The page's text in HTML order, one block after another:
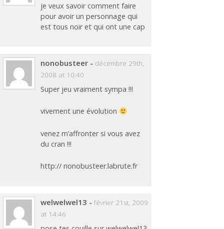
je veux savoir comment faire
pour avoir un personnage qui
est tous noir et qui ont une cap
nonobusteer - décembre 29th,
2008 at 10:40
Super jeu vraiment sympa !!!
vivement une évolution
venez m’affronter si vous avez
du cran !!!
http:// nonobusteer.labrute.fr
welwelwel13 - février 21st, 2009
at 14:46